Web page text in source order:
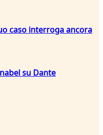
caso interroga ancora
su Dante